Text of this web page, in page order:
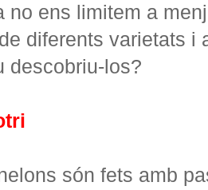
no ens limitem a
diferents varietats i
descobriu-los?
són fets amb